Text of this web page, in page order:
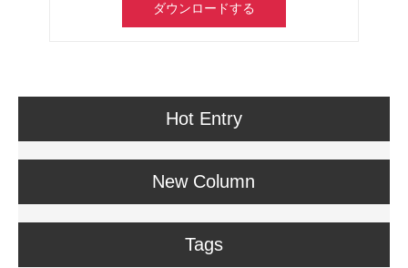
ダウンロードする
Hot Entry
New Column
Tags